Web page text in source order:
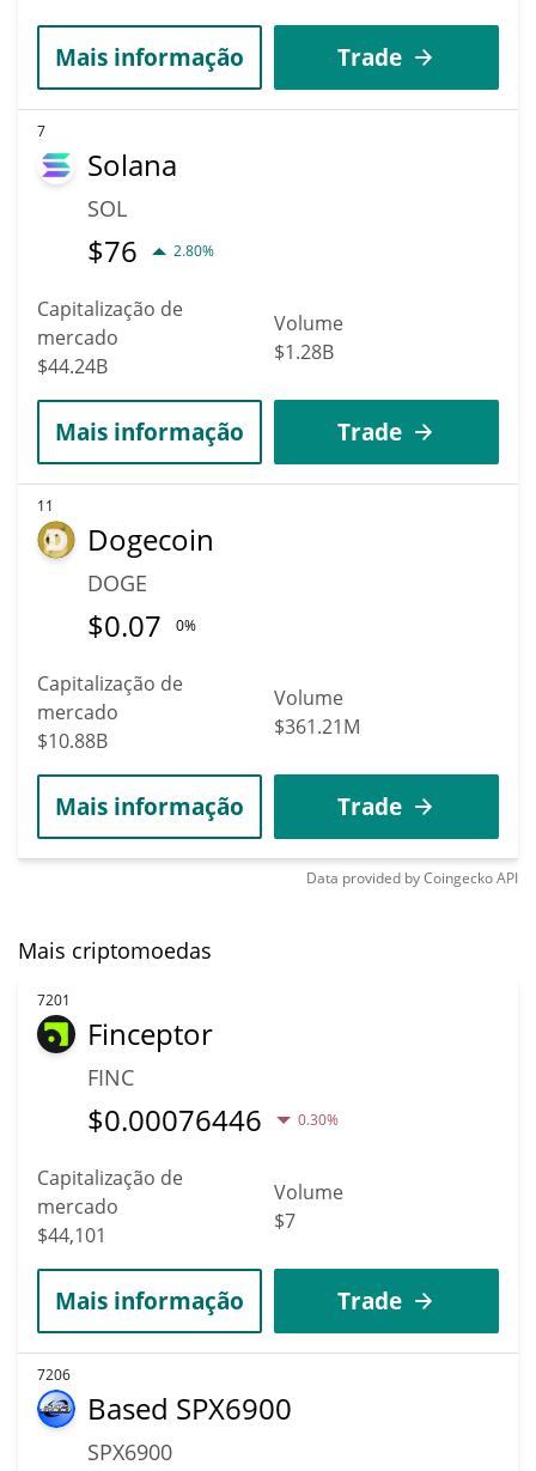
Mais informação Trade
7
Solana
SOL
$76 2.80%
Capitalização de
mercado
$44.24B
Volume
$1.28B
Mais informação Trade
11
Dogecoin
DOGE
$0.07 0%
Capitalização de
mercado
$10.88B
Volume
$361.21M
Mais informação Trade
Data provided byCoingeckoAPI
Mais criptomoedas
7201
Finceptor
FINC
$0.00076446 0.30%
Capitalização de
mercado
$44,101
Volume
$7
Mais informação Trade
7206
Based SPX6900
SPX6900